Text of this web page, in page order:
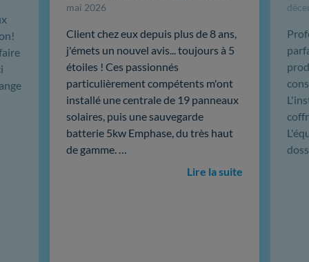
mai 2026
Client chez eux depuis plus de 8 ans,
j'émets un nouvel avis... toujours à 5
étoiles ! Ces passionnés
particulièrement compétents m'ont
installé une centrale de 19 panneaux
solaires, puis une sauvegarde
batterie 5kw Emphase, du très haut
de gamme. …
Lire la suite